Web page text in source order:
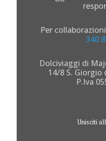
Per
340
Dolciviaggi di
14/8 S. Giorgio
P.Iva
Unisciti